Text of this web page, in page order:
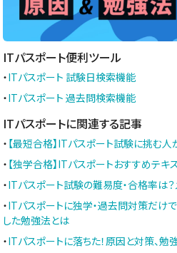
ITパスポート便利ツール
・ITパスポート 試験日検索機能
・ITパスポート 過去問検索機能
ITパスポートに関連する記事
・ 【最短合格】ITパスポート試験に挑む
・ 【独学合格】ITパスポートおすすめテキ
・ITパスポート試験の難易度・合格率は？
・ITパスポートに独学・過去問対策だけ
した勉強法とは
・ITパスポートに落ちた！原因と対策、勉